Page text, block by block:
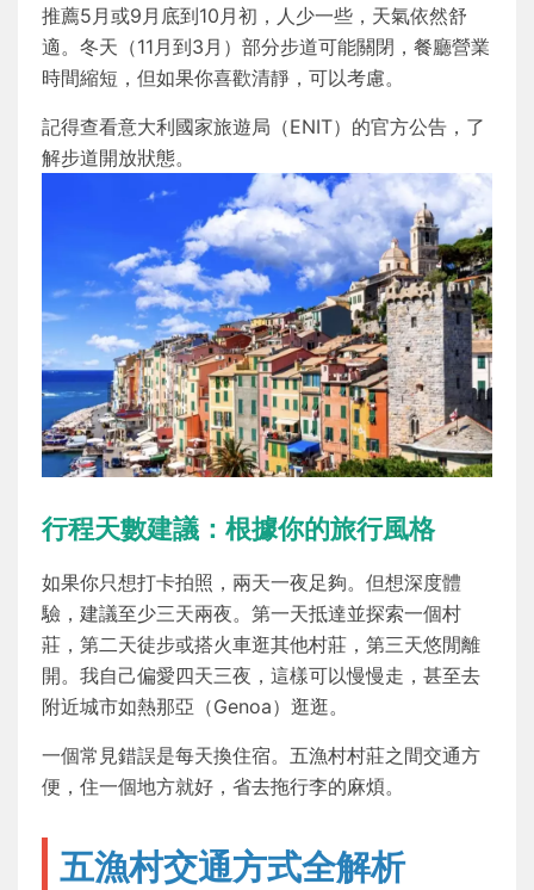
推薦5月或9月底到10月初，人少一些，天氣依然舒
適。冬天（11月到3月）部分步道可能關閉，餐廳營業
時間縮短，但如果你喜歡清靜，可以考慮。
記得查看意大利國家旅遊局（ENIT）的官方公告，了
解步道開放狀態。
行程天數建議：根據你的旅行風格
如果你只想打卡拍照，兩天一夜足夠。但想深度體
驗，建議至少三天兩夜。第一天抵達並探索一個村
莊，第二天徒步或搭火車逛其他村莊，第三天悠閒離
開。我自己偏愛四天三夜，這樣可以慢慢走，甚至去
附近城市如熱那亞（Genoa）逛逛。
一個常見錯誤是每天換住宿。五漁村村莊之間交通方
便，住一個地方就好，省去拖行李的麻煩。
五漁村交通方式全解析